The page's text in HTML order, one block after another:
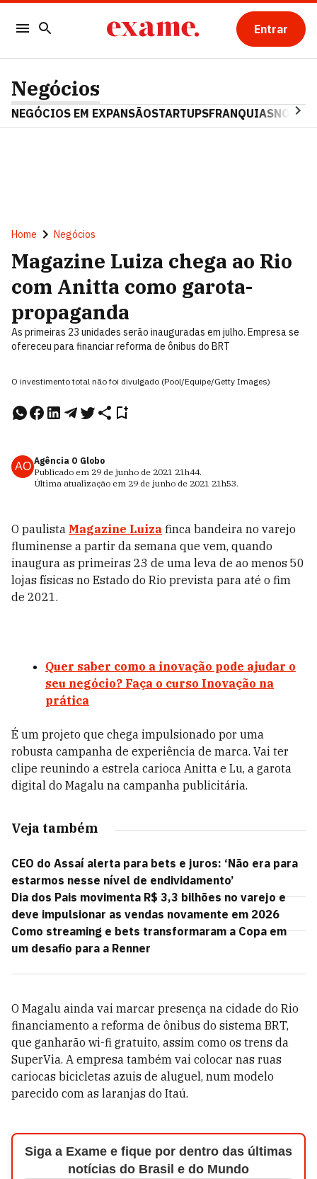
Entrar
Negócios
NEGÓCIOS EM EXPANSÃOSTARTUPSFRANQUIAS
Home Negócios
Magazine Luiza chega ao Rio
com Anitta como garota-
propaganda
As primeiras 23 unidades serão inauguradas em julho. Empresa se
ofereceu para financiar reforma de ônibus do BRT
O investimento total não foi divulgado (Pool/Equipe/Getty Images)
AO Agência O Globo
Publicado em 29 de junho de 2021 21h44.
Última atualização em 29 de junho de 2021 21h53.
O paulista Magazine Luiza finca bandeira no varejo
fluminense a partir da semana que vem, quando
inaugura as primeiras 23 de uma leva de ao menos 50
lojas físicas no Estado do Rio prevista para até o fim
de 2021.
Quer saber como a inovação pode ajudar o
seu negócio? Faça o curso Inovação na
prática
É um projeto que chega impulsionado por uma
robusta campanha de experiência de marca. Vai ter
clipe reunindo a estrela carioca Anitta e Lu, a garota
digital do Magalu na campanha publicitária.
Veja também
CEO do Assaí alerta para bets e juros: ‘Não era para
estarmos nesse nível de endividamento’
Dia dos Pais movimenta R$ 3,3 bilhões no varejo e
deve impulsionar as vendas novamente em 2026
Como streaming e bets transformaram a Copa em
um desafio para a Renner
O Magalu ainda vai marcar presença na cidade do Rio
financiamento a reforma de ônibus do sistema BRT,
que ganharão wi-fi gratuito, assim como os trens da
SuperVia. A empresa também vai colocar nas ruas
cariocas bicicletas azuis de aluguel, num modelo
parecido com as laranjas do Itaú.
Siga a Exame e fique por dentro das últimas
notícias do Brasil e do Mundo